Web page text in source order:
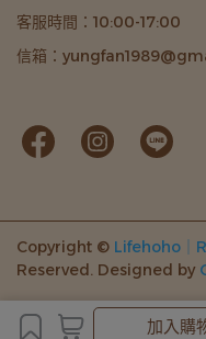
加入購
客服時間：10:00-17:00
信箱：
Copyright © Lifehoho｜
Reserved. Designed by